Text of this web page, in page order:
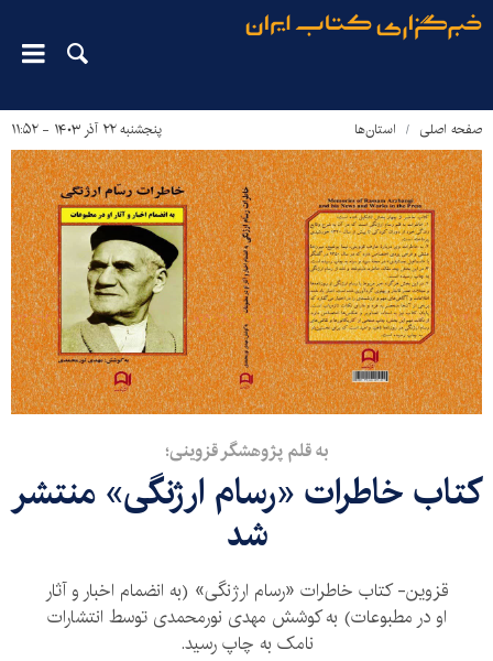
صفحه اصلی استان‌ها پنجشنبه ۲۲ آذر ۱۴۰۳ - ۱۱:۵۲
به قلم پژوهشگر قزوینی؛
کتاب خاطرات «رسام ارژنگی» منتشر
شد
قزوین- کتاب خاطرات «رسام ارژنگی» (به انضمام اخبار و آثار
او در مطبوعات) به کوشش مهدی نورمحمدی توسط انتشارات
نامک به چاپ رسید.